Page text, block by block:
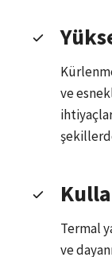
ve
Termal
ve